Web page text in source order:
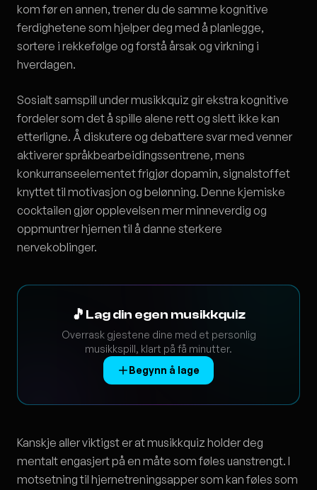
kom før en annen, trener du de samme kognitive
ferdighetene som hjelper deg med å planlegge,
sortere i rekkefølge og forstå årsak og virkning i
hverdagen.
Sosialt samspill under musikkquiz gir ekstra kognitive
fordeler som det å spille alene rett og slett ikke kan
etterligne. Å diskutere og debattere svar med venner
aktiverer språkbearbeidingssentrene, mens
konkurranseelementet frigjør dopamin, signalstoffet
knyttet til motivasjon og belønning. Denne kjemiske
cocktailen gjør opplevelsen mer minneverdig og
oppmuntrer hjernen til å danne sterkere
nervekoblinger.
🎵 Lag din egen musikkquiz
Overrask gjestene dine med et personlig
musikkspill, klart på få minutter.
Begynn å lage
Kanskje aller viktigst er at musikkquiz holder deg
mentalt engasjert på en måte som føles uanstrengt. I
motsetning til hjernetreningsapper som kan føles som